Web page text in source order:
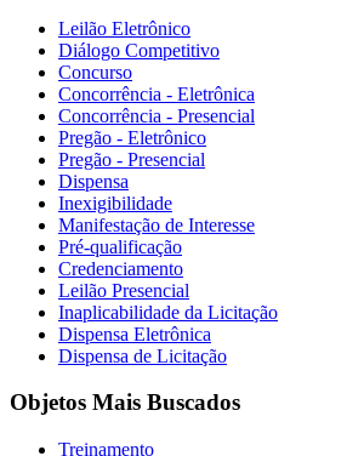
Leilão Eletrônico
Diálogo Competitivo
Concurso
Concorrência - Eletrônica
Concorrência - Presencial
Pregão - Eletrônico
Pregão - Presencial
Dispensa
Inexigibilidade
Manifestação de Interesse
Pré-qualificação
Credenciamento
Leilão Presencial
Inaplicabilidade da Licitação
Dispensa Eletrônica
Dispensa de Licitação
Objetos Mais Buscados
Treinamento